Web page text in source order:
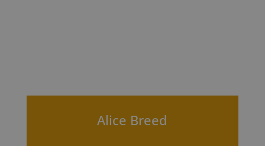
Alice Breed